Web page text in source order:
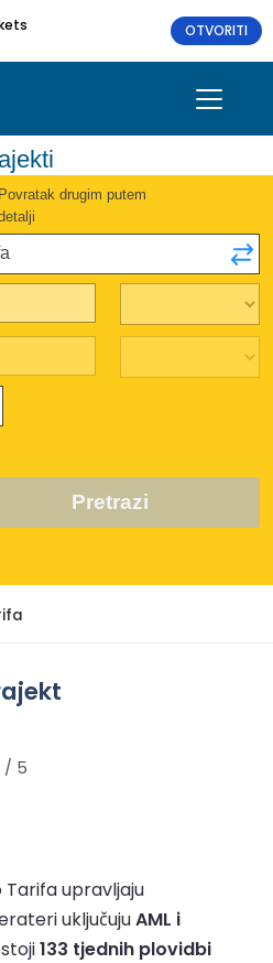
OTVORITI
Povratak drugim putem
Pretrazi
/ 5
upravljaju
uključujuAML i
133 tjednih plovidbi